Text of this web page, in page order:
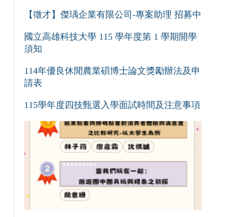
【徵才】傑瑀企業有限公司-專案助理 招募中
國立高雄科技大學 115 學年度第 1 學期開學
須知
114年優良休閒農業碩博士論文獎勵辦法及申
請表
115學年度四技甄選入學面試時間及注意事項